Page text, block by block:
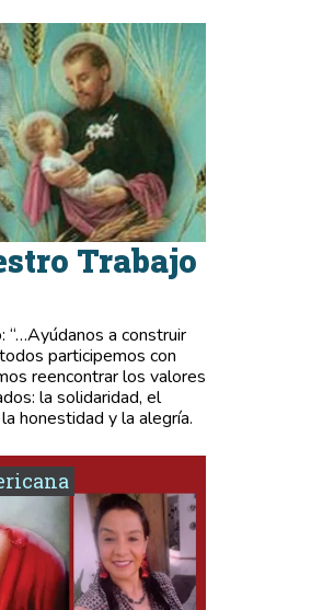
Trabajo
“…Ayúdanos a construir
participemos con
reencontrar los valores
la solidaridad, el
honestidad y la alegría.